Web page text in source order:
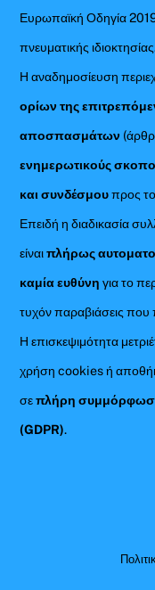
Ευρωπαϊκή Οδηγία
πνευματικής
Η αναδημοσίευση
ορίων της
αποσπασμάτων
ενημερωτικούς
και συνδέσμουπρος
Επειδή η διαδικασία
είναιπλήρως
καμία ευθύνη για το
τυχόν παραβιάσεις που
Η επισκεψιμότητα
χρήση cookies ή
σεπλήρη
(GDPR).